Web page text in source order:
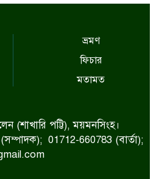
ভ্রমণ
ফিচার
মতামত
(শাখারি পট্টি), ময়মনসিংহ।
01712-660783 (বার্তা);